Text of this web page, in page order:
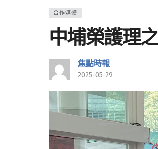
合作媒體
中埔榮護理
焦點時報
2025-05-29